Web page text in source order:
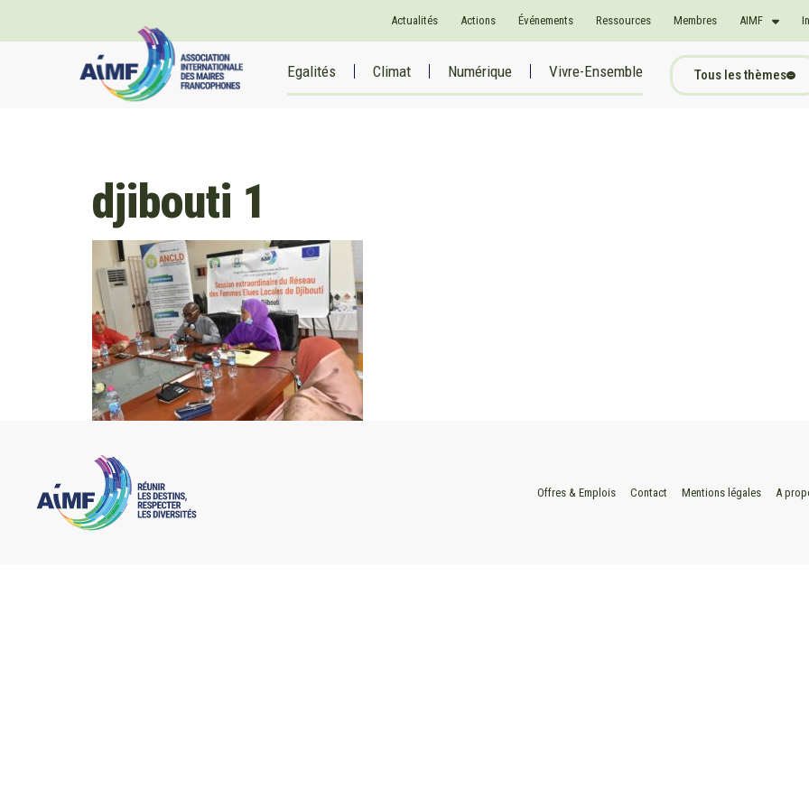
Actualités Actions Événements Ressources Membres AIMF
Egalités Climat Numérique Vivre-Ensemble Tous les thèmes
djibouti 1
Offres & Emplois Contact Mentions légales A